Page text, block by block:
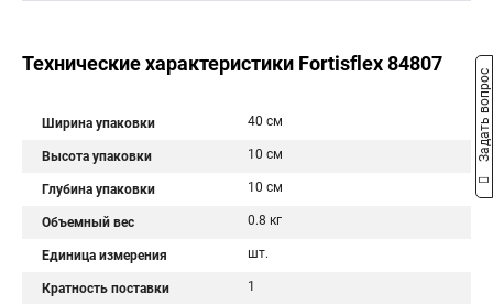
Технические характеристики Fortisflex 84807
Ширина упаковки 40 см
Высота упаковки 10 см
Глубина упаковки 10 см
Объемный вес 0.8 кг
Единица измерения шт.
Кратность поставки 1
Задать вопрос